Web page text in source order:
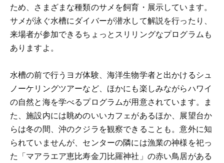
ため、さまざまな種類のサメを飼育・展示しています。
サメが泳ぐ水槽にダイバーが潜水して解説を行ったり、
来場者が参加できるちょっとスリリングなプログラムも
ありますよ。
水槽の前で行うヨガ体験、海洋生物学者と出かけるシュ
ノーケリングツアーなど、ほかにも楽しみながらハワイ
の自然と海を学べるプログラムが用意されています。ま
た、施設内には眺めのいいカフェがあるほか、展望台か
らは冬の間、沖のクジラを観察できることも。意外に知
られていませんが、センターの隣には漁業の神様を祀っ
た「マアラエア恵比寿金刀比羅神社」の赤い鳥居がある